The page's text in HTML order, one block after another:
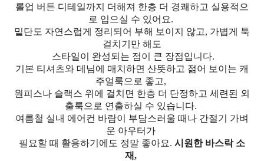
롤업 버튼 디테일까지 더해져 한층 더 경쾌하고 실용적으
로 입으실 수 있어요.
밑단도 자연스럽게 정리되어 부해 보이지 않고, 가볍게 툭
걸치기만 해도
스타일이 완성되는 점이 큰 장점입니다.
기본 티셔츠와 데님에 매치하면 산뜻하고 젊어 보이는 캐
주얼룩으로 좋고,
원피스나 슬랙스 위에 걸치면 한층 더 단정하고 세련된 외
출룩으로 연출하실 수 있습니다.
여름철 실내 에어컨 바람이 부담스러울 때나 간절기 가벼
운 아우터가
필요할 때 활용하기에도 정말 좋아요. 시원한 바스락 소
재,